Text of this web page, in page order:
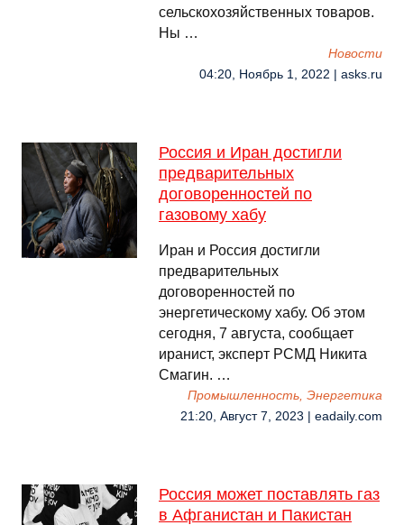
сельскохозяйственных товаров.
Ны …
Новости
04:20, Ноябрь 1, 2022 | asks.ru
Россия и Иран достигли
предварительных
договоренностей по
газовому хабу
Иран и Россия достигли
предварительных
договоренностей по
энергетическому хабу. Об этом
сегодня, 7 августа, сообщает
иранист, эксперт РСМД Никита
Смагин. …
Промышленность, Энергетика
21:20, Август 7, 2023 | eadaily.com
Россия может поставлять газ
в Афганистан и Пакистан